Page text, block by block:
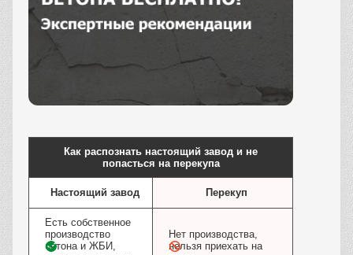
Как распознать настоящий завод и не
попасться на перекупа
Настоящий завод Перекуп
Есть собственное
производство
бетона и ЖБИ,
Нет производства,
нельзя приехать на